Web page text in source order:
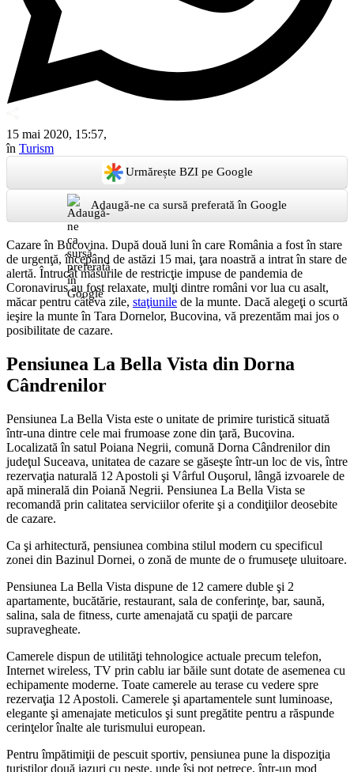
15 mai 2020, 15:57,
în Turism
Urmărește BZI pe Google
Adaugă-ne ca sursă preferată în Google
Cazare în Bucovina. După două luni în care România a fost în stare
de urgenţă, începând de astăzi 15 mai, ţara noastră a intrat în stare de
alertă. Întrucât măsurile de restricţie impuse de pandemia de
Coronavirus au fost relaxate, mulţi dintre români vor lua cu asalt,
măcar pentru câteva zile, staţiunile de la munte. Dacă alegeţi o scurtă
ieşire la munte în Tara Dornelor, Bucovina, vă prezentăm mai jos o
posibilitate de cazare.
Pensiunea La Bella Vista din Dorna
Cândrenilor
Pensiunea La Bella Vista este o unitate de primire turistică situată
într-una dintre cele mai frumoase zone din ţară, Bucovina.
Localizată în satul Poiana Negrii, comună Dorna Cândrenilor din
judeţul Suceava, unitatea de cazare se găseşte într-un loc de vis, între
rezervaţia naturală 12 Apostoli şi Vârful Ouşorul, lângă izvoarele de
apă minerală din Poiană Negrii. Pensiunea La Bella Vista se
recomandă prin calitatea serviciilor oferite şi a condiţiilor deosebite
de cazare.
Ca şi arhitectură, pensiunea combina stilul modern cu specificul
zonei din Bazinul Dornei, o zonă de munte de o frumuseţe uluitoare.
Pensiunea La Bella Vista dispune de 12 camere duble şi 2
apartamente, bucătărie, restaurant, sala de conferinţe, bar, saună,
salina, sala de fitness, curte amenajată cu spaţii de parcare
supravegheate.
Camerele dispun de utilităţi tehnologice actuale precum telefon,
Internet wireless, TV prin cablu iar băile sunt dotate de asemenea cu
echipamente moderne. Toate camerele au terase cu vedere spre
rezervaţia 12 Apostoli. Camerele şi apartamentele sunt luminoase,
elegante şi amenajate meticulos şi sunt pregătite pentru a răspunde
cerinţelor înalte ale turismului european.
Pentru împătimiţii de pescuit sportiv, pensiunea pune la dispoziţia
turiştilor două iazuri cu peşte, unde îşi pot petrece, într-un mod